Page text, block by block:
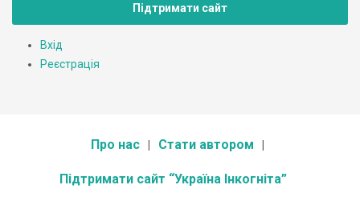
Підтримати сайт
Вхід
Реєстрація
Про нас Стати автором
Підтримати сайт “Україна Інкогніта”